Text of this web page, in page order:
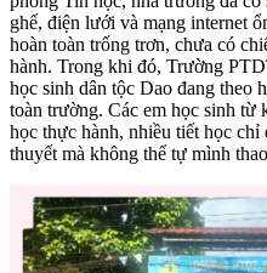
ghế, điện lưới và mạng internet
hoàn toàn trống trơn, chưa có
hành. Trong khi đó, Trường
học sinh dân tộc Dao đang theo
toàn trường. Các em học sinh từ
học thực hành, nhiều tiết học
thuyết mà không thể tự mình